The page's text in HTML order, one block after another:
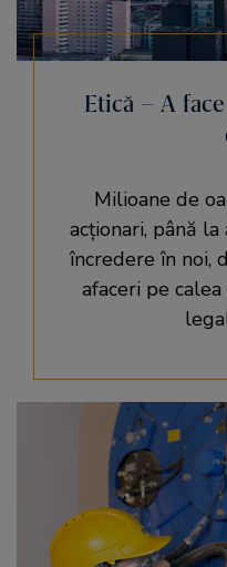
Etică – A
Milioane de
acționari, până la
încredere în noi,
afaceri pe